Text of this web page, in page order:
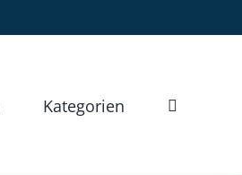
Kategorien